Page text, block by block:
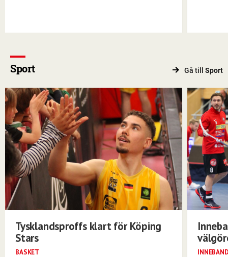
Sport Gå till Sport
Tysklandsproffs klart för Köping
Stars
BASKET